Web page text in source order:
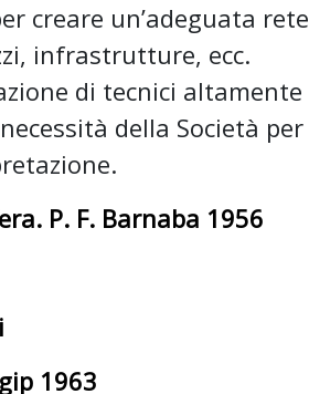
creare un’adeguata rete
infrastrutture, ecc.
di tecnici altamente
della Società per
P. F. Barnaba 1956
1963